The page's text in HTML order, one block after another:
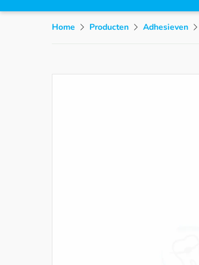
Home Producten Adhesieven